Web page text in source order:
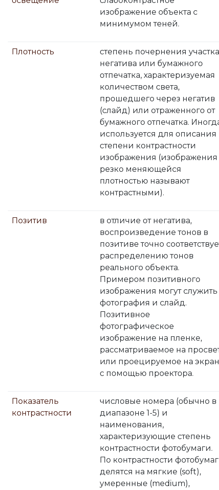
изображение объекта с
минимумом теней.
Плотность
степень почернения участка
негатива или бумажного
отпечатка, характеризуемая
количеством света,
прошедшего через негатив
(слайд) или отраженного от
бумажного отпечатка.
используется для описания
степени контрастности
изображения (изображения
резко меняющейся
плотностью называют
контрастными).
Позитив
в отличие от негатива,
воспроизведение тонов в
позитиве точно
распределению тонов
реального объекта.
Примером позитивного
изображения могут служить
фотография и слайд.
Позитивное
фотографическое
изображение на пленке,
рассматриваемое на
или проецируемое на экран
с помощью проектора.
Показатель
контрастности
числовые номера (обычно в
диапазоне 1-5) и
наименования,
характеризующие степень
контрастности фотобумаги.
По контрастности
делятся на мягкие (soft),
умеренные (medium),